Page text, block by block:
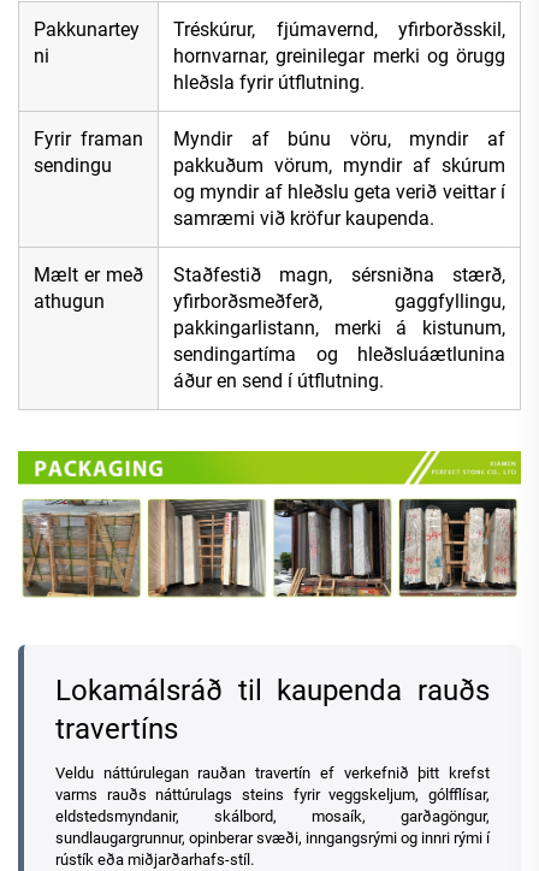
Pakkunartey
ni
Tréskúrur, fjúmavernd, yfirborðsskil,
hornvarnar, greinilegar merki og örugg
hleðsla fyrir útflutning.
Fyrir framan
sendingu
Myndir af búnu vöru, myndir af
pakkuðum vörum, myndir af skúrum
og myndir af hleðslu geta verið veittar í
samræmi við kröfur kaupenda.
Mælt er með
athugun
Staðfestið magn, sérsniðna stærð,
yfirborðsmeðferð, gaggfyllingu,
pakkingarlistann, merki á kistunum,
sendingartíma og hleðsluáætlunina
áður en send í útflutning.
Lokamálsráð til kaupenda rauðs
travertíns
Veldu náttúrulegan rauðan travertín ef verkefnið þitt krefst
varms rauðs náttúrulags steins fyrir veggskeljum, gólfflísar,
eldstedsmyndanir, skálbord, mosaík, garðagöngur,
sundlaugargrunnur, opinberar svæði, inngangsrými og innri rými í
rústík eða miðjarðarhafs-stíl.